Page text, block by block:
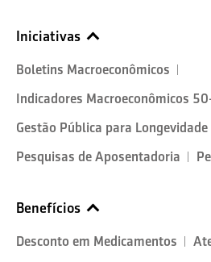
Iniciativas
Boletins Macroeconômicos
Indicadores Macroeconômicos
Gestão Pública para Longevidade
Pesquisas de Aposentadoria
Benefícios
Desconto em Medicamentos